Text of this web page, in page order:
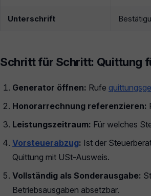
Unterschrift
Schritt für Schritt: Quittung
Generator öffnen: Rufe
Honorarrechnung referenzieren:
Leistungszeitraum: Für welches
Vorsteuerabzug: Ist der
Quittung mit USt-Ausweis.
Vollständig als Sonderausgabe:
Betriebsausgaben absetzbar.